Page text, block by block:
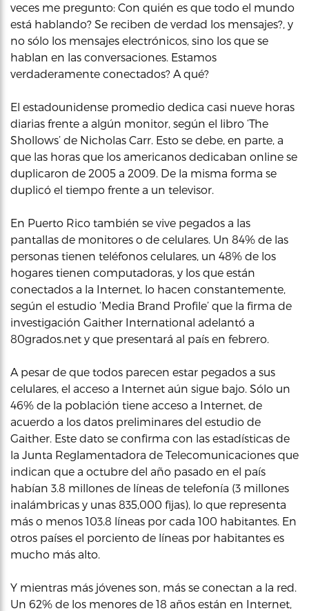
veces me pregunto: Con quién es que todo el mundo
está hablando? Se reciben de verdad los mensajes?, y
no sólo los mensajes electrónicos, sino los que se
hablan en las conversaciones. Estamos
verdaderamente conectados? A qué?
El estadounidense promedio dedica casi nueve horas
diarias frente a algún monitor, según el libro ‘The
Shollows’ de Nicholas Carr. Esto se debe, en parte, a
que las horas que los americanos dedicaban online se
duplicaron de 2005 a 2009. De la misma forma se
duplicó el tiempo frente a un televisor.
En Puerto Rico también se vive pegados a las
pantallas de monitores o de celulares. Un 84% de las
personas tienen teléfonos celulares, un 48% de los
hogares tienen computadoras, y los que están
conectados a la Internet, lo hacen constantemente,
según el estudio ‘Media Brand Profile’ que la firma de
investigación Gaither International adelantó a
80grados.net y que presentará al país en febrero.
A pesar de que todos parecen estar pegados a sus
celulares, el acceso a Internet aún sigue bajo. Sólo un
46% de la población tiene acceso a Internet, de
acuerdo a los datos preliminares del estudio de
Gaither. Este dato se confirma con las estadísticas de
la Junta Reglamentadora de Telecomunicaciones que
indican que a octubre del año pasado en el país
habían 3.8 millones de líneas de telefonía (3 millones
inalámbricas y unas 835,000 fijas), lo que representa
más o menos 103.8 líneas por cada 100 habitantes. En
otros países el porciento de líneas por habitantes es
mucho más alto.
Y mientras más jóvenes son, más se conectan a la red.
Un 62% de los menores de 18 años están en Internet,